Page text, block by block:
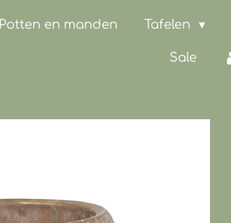
Potten en manden Tafelen
Sale